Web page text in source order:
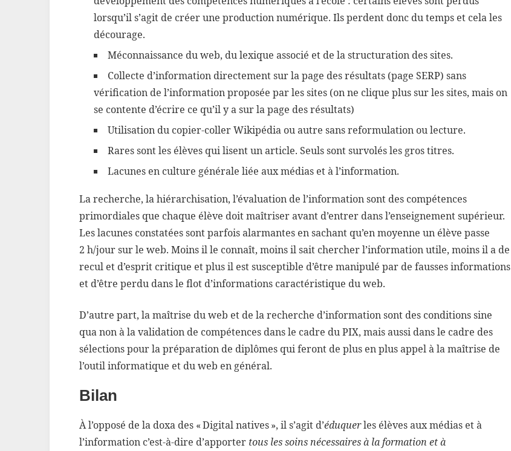
lorsqu’il s’agit de créer une production numérique. Ils perdent donc du temps et cela les
décourage.
Méconnaissance du web, du lexique associé et de la structuration des sites.
Collecte d’information directement sur la page des résultats (page SERP) sans
vérification de l’information proposée par les sites (on ne clique plus sur les sites, mais on
se contente d’écrire ce qu’il y a sur la page des résultats)
Utilisation du copier-coller Wikipédia ou autre sans reformulation ou lecture.
Rares sont les élèves qui lisent un article. Seuls sont survolés les gros titres.
Lacunes en culture générale liée aux médias et à l’information.
La recherche, la hiérarchisation, l’évaluation de l’information sont des compétences
primordiales que chaque élève doit maîtriser avant d’entrer dans l’enseignement supérieur.
Les lacunes constatées sont parfois alarmantes en sachant qu’en moyenne un élève passe
2 h/jour sur le web. Moins il le connaît, moins il sait chercher l’information utile, moins il a de
recul et d’esprit critique et plus il est susceptible d’être manipulé par de fausses informations
et d’être perdu dans le flot d’informations caractéristique du web.
D’autre part, la maîtrise du web et de la recherche d’information sont des conditions sine
qua non à la validation de compétences dans le cadre du PIX, mais aussi dans le cadre des
sélections pour la préparation de diplômes qui feront de plus en plus appel à la maîtrise de
l’outil informatique et du web en général.
Bilan
À l’opposé de la doxa des « Digital natives », il s’agit d’éduquerles élèves aux médias et à
l’information c’est-à-dire d’apporter tous les soins nécessaires à la formation et à